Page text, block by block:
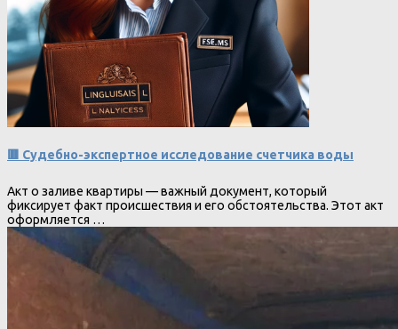
🟥 Судебно-экспертное исследование счетчика воды
Акт о заливе квартиры — важный документ, который
фиксирует факт происшествия и его обстоятельства. Этот акт
оформляется …